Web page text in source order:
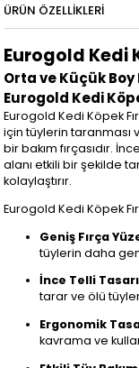
ÜRÜN ÖZELLIKLERI
Eurogold Kedi
Orta ve Küçük
Eurogold Kedi
Eurogold Kedi Köpek
için tüylerin taranması
bir bakım fırçasıdır.
alanı etkili bir şekilde
kolaylaştırır.
Eurogold Kedi Köpek
Geniş Fırça
tüylerin daha
İnce Telli
tarar ve ölü
Ergonomik
kavrama ve